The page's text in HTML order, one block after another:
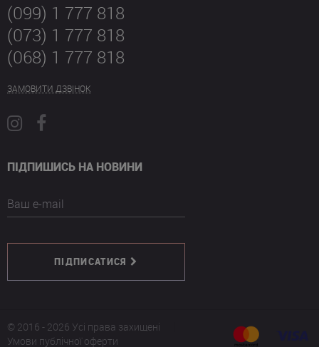
(099) 1 777 818
(073) 1 777 818
(068) 1 777 818
ЗАМОВИТИ ДЗВІНОК
ПІДПИШИСЬ НА НОВИНИ
Ваш e-mail
ПІДПИСАТИСЯ
© 2016 - 2026 Усі права захищені
Умови публічної оферти